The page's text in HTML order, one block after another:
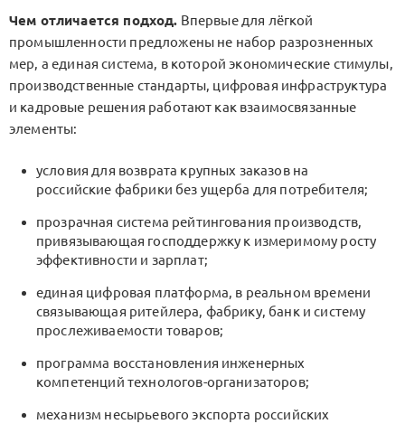
Чем отличается подход. Впервые для лёгкой
промышленности предложены не набор разрозненных
мер, а единая система, в которой экономические стимулы,
производственные стандарты, цифровая инфраструктура
и кадровые решения работают как взаимосвязанные
элементы:
условия для возврата крупных заказов на
российские фабрики без ущерба для потребителя;
прозрачная система рейтингования производств,
привязывающая господдержку к измеримому росту
эффективности и зарплат;
единая цифровая платформа, в реальном времени
связывающая ритейлера, фабрику, банк и систему
прослеживаемости товаров;
программа восстановления инженерных
компетенций технологов-организаторов;
механизм несырьевого экспорта российских